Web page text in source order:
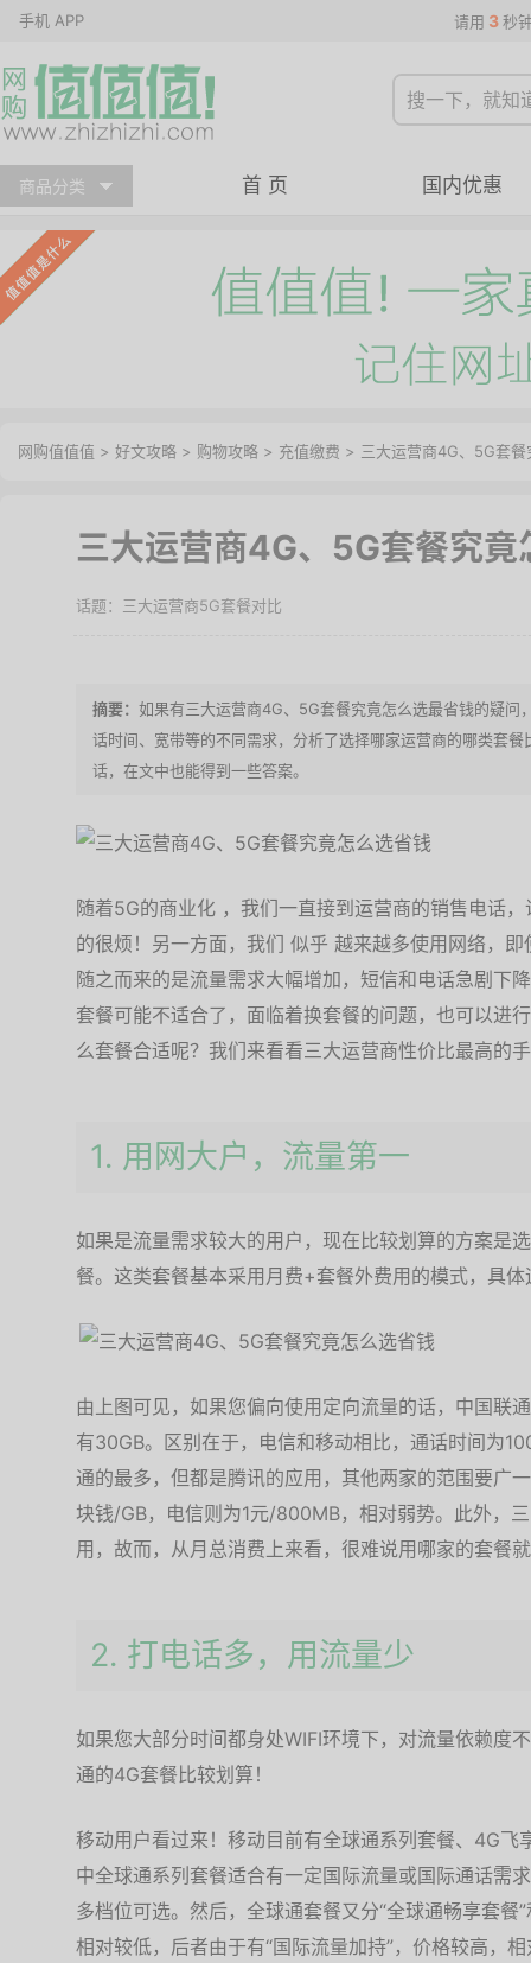
手机 APP 请用 3 秒
商品分类 首 页 国内优惠
网购值值值 > 好文攻略 > 购物攻略 > 充值缴费 > 三大运营商4G、5G套餐
三大运营商4G、5G套餐究竟
三大运营商5G套餐对比
如果有三大运营商4G、5G套餐究竟怎么选最省钱的疑问
话时间、宽带等的不同需求，分析了选择哪家运营商的哪类套
话，在文中也能得到一些答案。
随着5G的商业化 ，我们一直接到运营商的销售电话
的很烦！另一方面，我们 似乎 越来越多使用网络，
随之而来的是流量需求大幅增加，短信和电话急剧下
套餐可能不适合了，面临着换套餐的问题，也可以进
么套餐合适呢？我们来看看三大运营商性价比最高的
1. 用网大户，流量第一
如果是流量需求较大的用户，现在比较划算的方案是
餐。这类套餐基本采用月费+套餐外费用的模式，具
由上图可见，如果您偏向使用定向流量的话，中国联
有30GB。区别在于，电信和移动相比，通话时间为
通的最多，但都是腾讯的应用，其他两家的范围要广
块钱/GB，电信则为1元/800MB，相对弱势。此外，
用，故而，从月总消费上来看，很难说用哪家的套餐
2. 打电话多，用流量少
如果您大部分时间都身处WIFI环境下，对流量依赖度
通的4G套餐比较划算！
移动用户看过来！移动目前有全球通系列套餐、4G飞
中全球通系列套餐适合有一定国际流量或国际通话需
多档位可选。然后，全球通套餐又分“全球通畅享套餐
相对较低，后者由于有“国际流量加持”，价格较高，